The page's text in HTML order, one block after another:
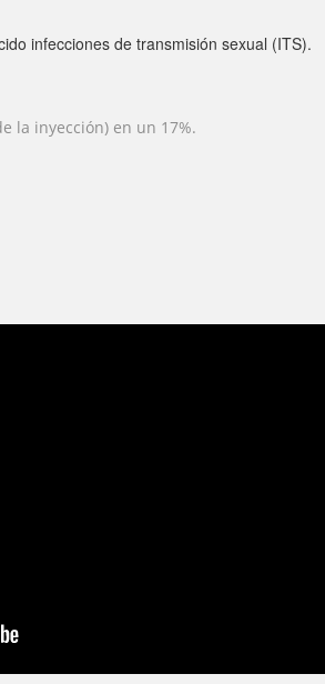
infecciones de transmisión sexual (ITS).
la inyección) en un 17%.